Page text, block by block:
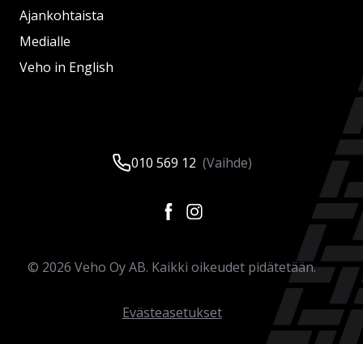
Ajankohtaista
Medialle
Veho in English
010 569 12 (Vaihde)
© 2026 Veho Oy AB. Kaikki oikeudet pidätetään.
Evästeasetukset